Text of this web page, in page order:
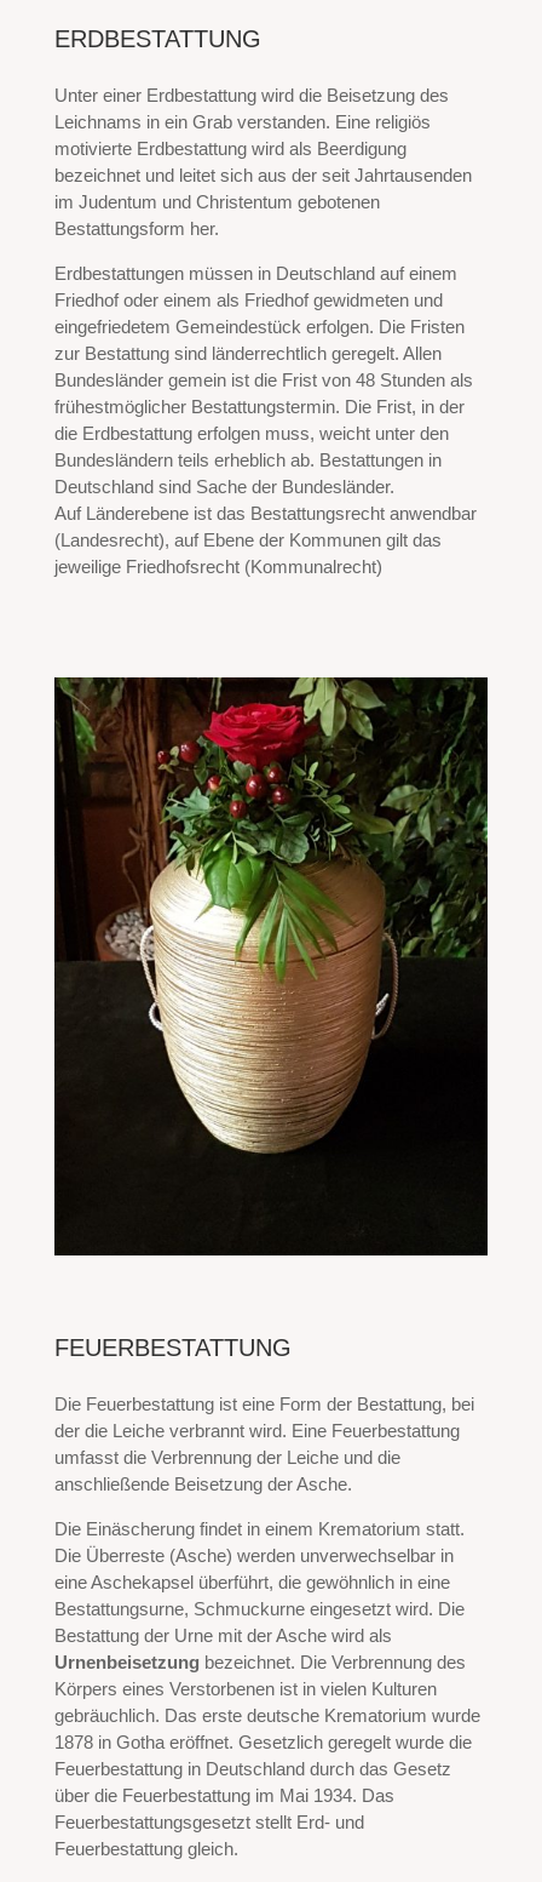
ERDBESTATTUNG
Unter einer Erdbestattung wird die Beisetzung des
Leichnams in ein Grab verstanden. Eine religiös
motivierte Erdbestattung wird als Beerdigung
bezeichnet und leitet sich aus der seit Jahrtausenden
im Judentum und Christentum gebotenen
Bestattungsform her.
Erdbestattungen müssen in Deutschland auf einem
Friedhof oder einem als Friedhof gewidmeten und
eingefriedetem Gemeindestück erfolgen. Die Fristen
zur Bestattung sind länderrechtlich geregelt. Allen
Bundesländer gemein ist die Frist von 48 Stunden als
frühestmöglicher Bestattungstermin. Die Frist, in der
die Erdbestattung erfolgen muss, weicht unter den
Bundesländern teils erheblich ab. Bestattungen in
Deutschland sind Sache der Bundesländer.
Auf Länderebene ist das Bestattungsrecht anwendbar
(Landesrecht), auf Ebene der Kommunen gilt das
jeweilige Friedhofsrecht (Kommunalrecht)
FEUERBESTATTUNG
Die Feuerbestattung ist eine Form der Bestattung, bei
der die Leiche verbrannt wird. Eine Feuerbestattung
umfasst die Verbrennung der Leiche und die
anschließende Beisetzung der Asche.
Die Einäscherung findet in einem Krematorium statt.
Die Überreste (Asche) werden unverwechselbar in
eine Aschekapsel überführt, die gewöhnlich in eine
Bestattungsurne, Schmuckurne eingesetzt wird. Die
Bestattung der Urne mit der Asche wird als
Urnenbeisetzung bezeichnet. Die Verbrennung des
Körpers eines Verstorbenen ist in vielen Kulturen
gebräuchlich. Das erste deutsche Krematorium wurde
1878 in Gotha eröffnet. Gesetzlich geregelt wurde die
Feuerbestattung in Deutschland durch das Gesetz
über die Feuerbestattung im Mai 1934. Das
Feuerbestattungsgesetzt stellt Erd- und
Feuerbestattung gleich.